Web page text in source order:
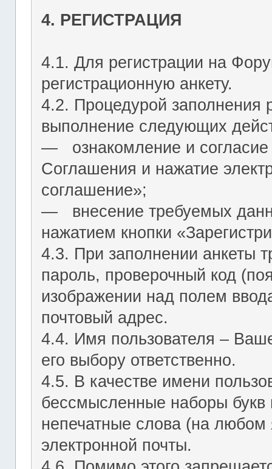
4. РЕГИСТРАЦИЯ
4.1. Для регистрации на
регистрационную анкету.
4.2. Процедурой заполнения
выполнение следующих
― ознакомление и согласие
Соглашения и нажатие
соглашение»;
― внесение требуемых
нажатием кнопки
4.3. При заполнении анкеты
пароль, проверочный код
изображении над полем
почтовый адрес.
4.4. Имя пользователя –
его выбору ответственно.
4.5. В качестве имени
бессмысленные наборы
непечатные слова (на любом
электронной почты.